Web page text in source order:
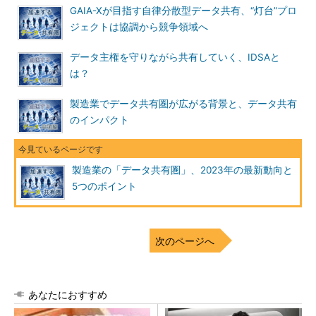
GAIA-Xが目指す自律分散型データ共有、“灯台”プロ
ジェクトは協調から競争領域へ
データ主権を守りながら共有していく、IDSAと
は？
製造業でデータ共有圏が広がる背景と、データ共有
のインパクト
製造業の「データ共有圏」、2023年の最新動向と
5つのポイント
次のページへ
あなたにおすすめ